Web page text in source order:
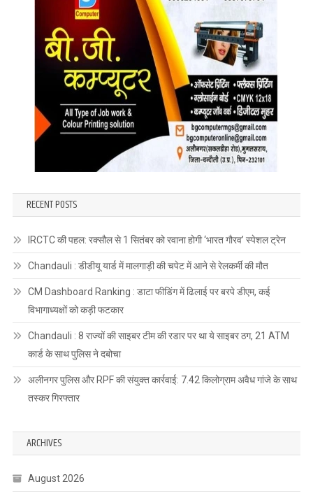
RECENT POSTS
IRCTC की पहल: रक्सौल से 1 सितंबर को रवाना होगी ‘भारत गौरव’ स्पेशल ट्रेन
Chandauli : डीडीयू यार्ड में मालगाड़ी की चपेट में आने से रेलकर्मी की मौत
CM Dashboard Ranking : डाटा फीडिंग में ढिलाई पर बरपे डीएम, कई
विभागाध्यक्षों को कड़ी फटकार
Chandauli : 8 राज्यों की साइबर टीम की रडार पर था ये साइबर ठग, 21 ATM
कार्ड के साथ पुलिस ने दबोचा
अलीनगर पुलिस और RPF की संयुक्त कार्रवाई: 7.42 किलोग्राम अवैध गांजे के साथ
तस्कर गिरफ्तार
ARCHIVES
August 2026